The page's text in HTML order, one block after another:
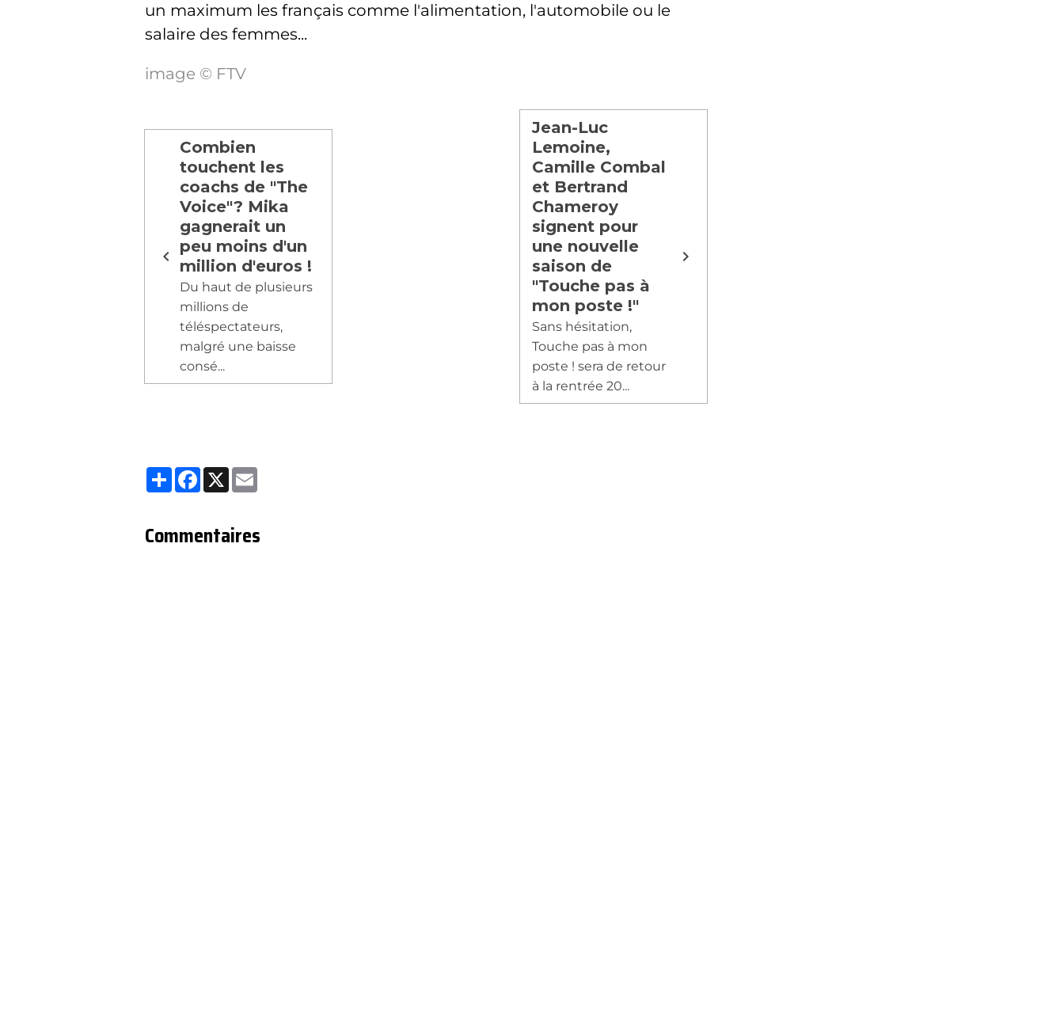
un maximum les français comme l'alimentation, l'automobile ou le
salaire des femmes...
image © FTV
Combien
touchent les
coachs de "The
Voice"? Mika
gagnerait un
peu moins d'un
million d'euros !
Du haut de plusieurs
millions de
téléspectateurs,
malgré une baisse
consé...
Jean-Luc
Lemoine,
Camille Combal
et Bertrand
Chameroy
signent pour
une nouvelle
saison de
"Touche pas à
mon poste !"
Sans hésitation,
Touche pas à mon
poste ! sera de retour
à la rentrée 20...
Partager
Facebook
X
Commentaires